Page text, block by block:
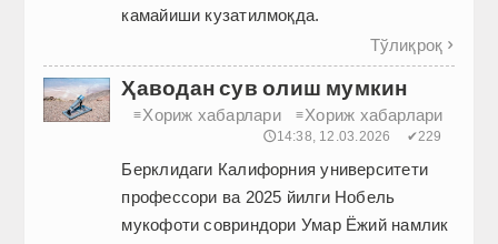
камайиши кузатилмоқда.
Тўлиқроқ 
Ҳаводан сув олиш мумкин
≡Хориж хабарлари ≡Хориж хабарлари
🕔14:38, 12.03.2026 ✔229
Берклидаги Калифорния университети
профессори ва 2025 йилги Нобель
мукофоти совриндори Умар Ёжий намлик